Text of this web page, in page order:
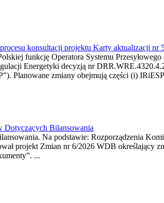
konsultacji projektu Karty aktualizacji
funkcję Operatora Systemu
Energetyki decyzją nr
Planowane zmiany obejmują części (i)
Dotyczących Bilansowania
Na podstawie: Rozporządzenia
projekt Zmian nr 6/2026 WDB określający
...